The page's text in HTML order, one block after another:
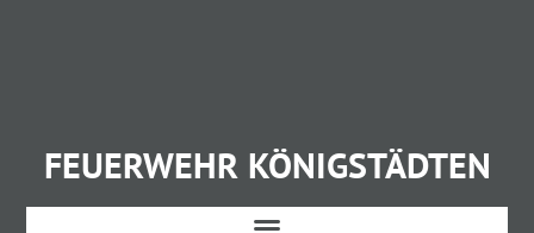
FEUERWEHR KÖNIGSTÄDTEN